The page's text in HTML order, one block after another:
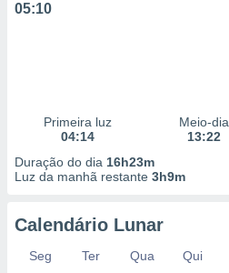
05:10
Primeira luz
04:14
Meio-dia
13:22
Duração do dia 16h23m
Luz da manhã restante 3h9m
Calendário Lunar
Seg Ter Qua Qui